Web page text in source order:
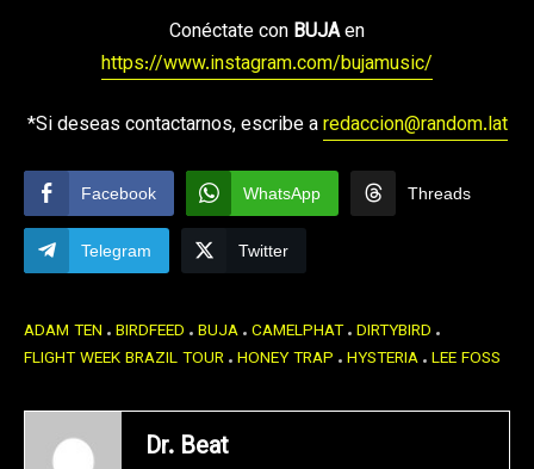
Conéctate con BUJAen
https://www.instagram.com/bujamusic/
*Si deseas contactarnos, escribe aredaccion@random.lat
Facebook WhatsApp Threads
Telegram Twitter
ADAM TEN BIRDFEED BUJA CAMELPHAT DIRTYBIRD
FLIGHT WEEK BRAZIL TOUR HONEY TRAP HYSTERIA LEE FOSS
Dr. Beat